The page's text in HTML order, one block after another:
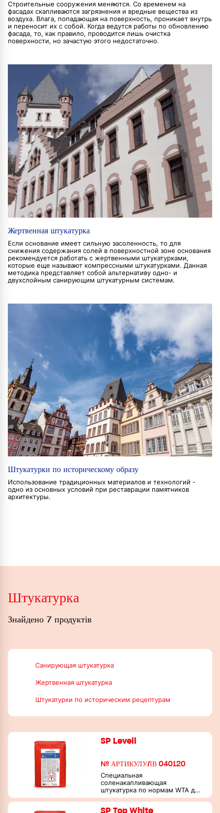
Строительные сооружения меняются. Со временем на
фасадах скапливаются загрязнения и вредные вещества из
воздуха. Влага, попадающая на поверхность, проникает внутрь
и переносит их с собой. Когда ведутся работы по обновлению
фасада, то, как правило, проводится лишь очистка
поверхности, но зачастую этого недостаточно.
Жертвенная штукатурка
Если основание имеет сильную засоленность, то для
снижения содержания солей в поверхностной зоне основания
рекомендуется работать с жертвенными штукатурками,
которые еще называют компрессными штукатурками. Данная
методика представляет собой альтернативу одно- и
двухслойным санирующим штукатурным системам.
Штукатурки по историческому образу
Использование традиционных материалов и технологий -
одно из основных условий при реставрации памятников
архитектуры.
Штукатурка
Знайдено 7 продуктів
Санирующая штукатурка
Жертвенная штукатурка
Штукатурки по историческим рецептурам
SP Levell
№ АРТИКУЛУ/ІВ 040120
Специальная
соленакапливающая
штукатурка по нормам WTA для
каменных кладок,
SP Top White